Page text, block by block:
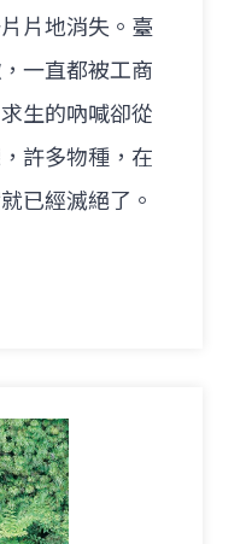
片地消失。臺
一直都被工商
生的吶喊卻從
許多物種，在
已經滅絕了。